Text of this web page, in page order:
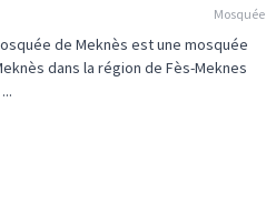
Mosquée
de Meknès est une mosquée
dans la région de Fès-Meknes